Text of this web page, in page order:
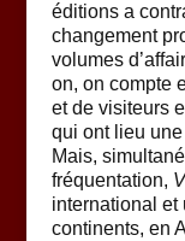
éditions a
changement
volumes
on, on compte
et de visiteurs
qui ont lieu
Mais,
fréquentation,
international et
continents, en